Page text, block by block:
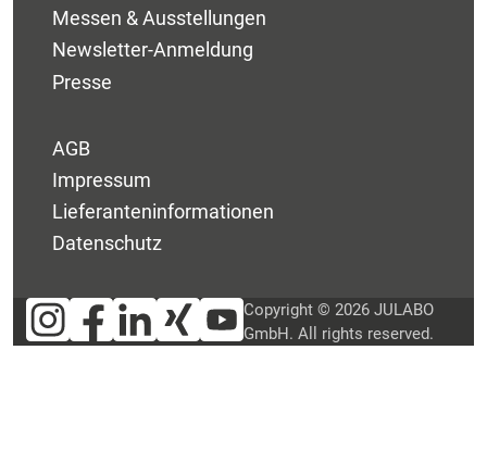
Messen & Ausstellungen
Newsletter-Anmeldung
Presse
AGB
Impressum
Lieferanteninformationen
Datenschutz
Copyright © 2026 JULABO
GmbH. All rights reserved.